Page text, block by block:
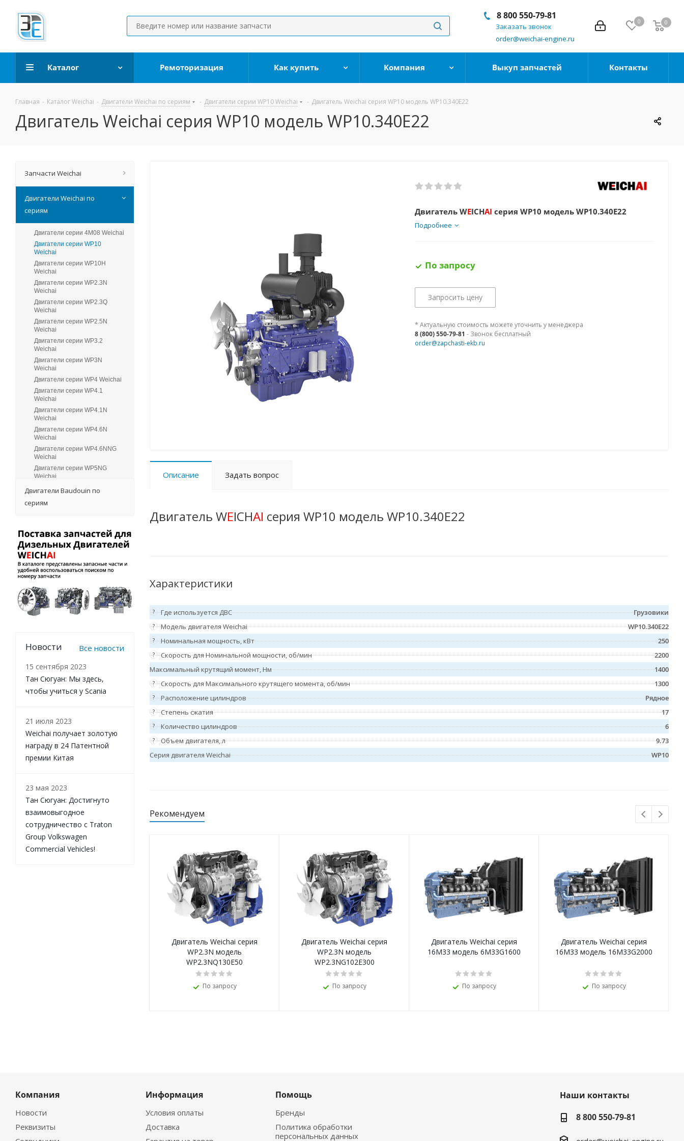
0 0
8 800 550-79-81
Заказать звонок
order@weichai-engine.ru
Каталог Ремоторизация Как купить Компания Выкуп запчастей Контакты
Главная - Каталог Weichai - Двигатели Weichai по сериям - Двигатели серии WP10 Weichai - Двигатель Weichai серия WP10 модель WP10.340E22
Двигатель Weichai серия WP10 модель WP10.340E22
Двигатель WEICHAI серия WP10 модель WP10.340E22
Подробнее
По запросу
Запросить цену
* Актуальную стоимость можете уточнить у менеджера
8 (800) 550-79-81 - Звонок бесплатный
order@zapchasti-ekb.ru
Описание Задать вопрос
Двигатель WEICHAI серия WP10 модель WP10.340E22
Характеристики
? Где используется ДВС Грузовики
? Модель двигателя Weichai WP10.340E22
? Номинальная мощность, кВт 250
? Скорость для Номинальной мощности, об/мин
2200
Максимальный крутящий момент, Нм
1400
? Скорость для Максимального крутящего момента, об/мин 1300
? Расположение цилиндров Рядное
? Степень сжатия 17
? Количество цилиндров 6
? Объем двигателя, л
9.73
Серия двигателя Weichai
WP10
Рекомендуем
Двигатель Weichai серия
WP2.3N модель
WP2.3NQ130E50
По запросу
Двигатель Weichai серия
WP2.3N модель
WP2.3NG102E300
По запросу
Двигатель Weichai серия
16M33 модель 6M33G1600
По запросу
Двигатель Weichai серия
16M33 модель 16M33G2000
По запросу
Запчасти Weichai
Двигатели Weichai по
сериям
Двигатели серии 4M08 Weichai
Двигатели серии WP10
Weichai
Двигатели серии WP10H
Weichai
Двигатели серии WP2.3N
Weichai
Двигатели серии WP2.3Q
Weichai
Двигатели серии WP2.5N
Weichai
Двигатели серии WP3.2
Weichai
Двигатели серии WP3N
Weichai
Двигатели серии WP4 Weichai
Двигатели серии WP4.1
Weichai
Двигатели серии WP4.1N
Weichai
Двигатели серии WP4.6N
Weichai
Двигатели серии WP4.6NNG
Weichai
Двигатели серии WP5NG
Weichai
Двигатели серии WP6 Weichai
Weichai
Weichai
Двигатели серии WP7NG
Weichai
Двигатели серии WP8 Weichai
Двигатели серии WP9H
Weichai
Двигатели серии 12M33
Weichai
Двигатели серии 16M55
Weichai
Weichai
Двигатели серии 16M33
Weichai
Двигатели серии 8M33 Weichai
Двигатели серии WP10.5HNG
Weichai
Двигатели серии WP10.5H
Weichai
Двигатели серии WP17
Weichai
Weichai
Двигатели серии WP12NG
Weichai
Двигатели серии WP12
Weichai
Двигатели серии WP11H
Двигатели Baudouin по
сериям
Новости Все новости
15 сентября 2023
Тан Сюгуан: Мы здесь,
чтобы учиться у Scania
21 июля 2023
Weichai получает золотую
награду в 24 Патентной
премии Китая
23 мая 2023
Тан Сюгуан: Достигнуто
взаимовыгодное
сотрудничество с Traton
Group Volkswagen
Commercial Vehicles!
Компания
Новости
Реквизиты
Информация
Условия оплаты
Доставка
Помощь
Бренды
Политика обработки
персональных данных
Наши контакты
8 800 550-79-81